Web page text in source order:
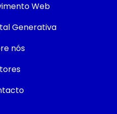
Web
Generativa
nós